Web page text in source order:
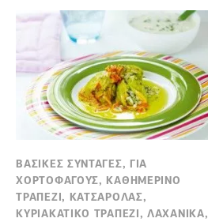
ΒΑΣΙΚΕΣ ΣΥΝΤΑΓΕΣ, ΓΙΑ
ΧΟΡΤΟΦΑΓΟΥΣ, ΚΑΘΗΜΕΡΙΝΟ
ΤΡΑΠΕΖΙ, ΚΑΤΣΑΡΟΛΑΣ,
ΚΥΡΙΑΚΑΤΙΚΟ ΤΡΑΠΕΖΙ, ΛΑΧΑΝΙΚΑ,